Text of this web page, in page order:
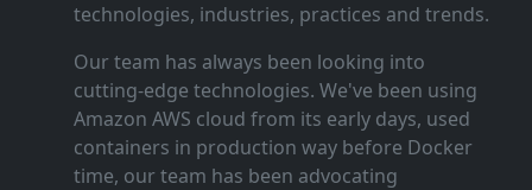
technologies, industries, practices and trends.
Our team has always been looking into
cutting‑edge technologies. We've been using
Amazon AWS cloud from its early days, used
containers in production way before Docker
time, our team has been advocating